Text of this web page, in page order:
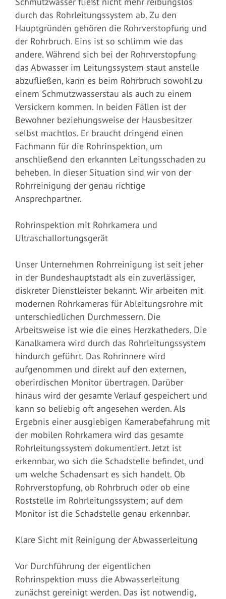
durch das Rohrleitungssystem ab. Zu den
Hauptgründen gehören die Rohrverstopfung und
der Rohrbruch. Eins ist so schlimm wie das
andere. Während sich bei der Rohrverstopfung
das Abwasser im Leitungssystem staut anstelle
abzufließen, kann es beim Rohrbruch sowohl zu
einem Schmutzwasserstau als auch zu einem
Versickern kommen. In beiden Fällen ist der
Bewohner beziehungsweise der Hausbesitzer
selbst machtlos. Er braucht dringend einen
Fachmann für die Rohrinspektion, um
anschließend den erkannten Leitungsschaden zu
beheben. In dieser Situation sind wir von der
Rohrreinigung der genau richtige
Ansprechpartner.
Rohrinspektion mit Rohrkamera und
Ultraschallortungsgerät
Unser Unternehmen Rohrreinigung ist seit jeher
in der Bundeshauptstadt als ein zuverlässiger,
diskreter Dienstleister bekannt. Wir arbeiten mit
modernen Rohrkameras für Ableitungsrohre mit
unterschiedlichen Durchmessern. Die
Arbeitsweise ist wie die eines Herzkatheders. Die
Kanalkamera wird durch das Rohrleitungssystem
hindurch geführt. Das Rohrinnere wird
aufgenommen und direkt auf den externen,
oberirdischen Monitor übertragen. Darüber
hinaus wird der gesamte Verlauf gespeichert und
kann so beliebig oft angesehen werden. Als
Ergebnis einer ausgiebigen Kamerabefahrung mit
der mobilen Rohrkamera wird das gesamte
Rohrleitungssystem dokumentiert. Jetzt ist
erkennbar, wo sich die Schadstelle befindet, und
um welche Schadensart es sich handelt. Ob
Rohrverstopfung, ob Rohrbruch oder ob eine
Roststelle im Rohrleitungssystem; auf dem
Monitor ist die Schadstelle genau erkennbar.
Klare Sicht mit Reinigung der Abwasserleitung
Vor Durchführung der eigentlichen
Rohrinspektion muss die Abwasserleitung
zunächst gereinigt werden. Das ist notwendig,